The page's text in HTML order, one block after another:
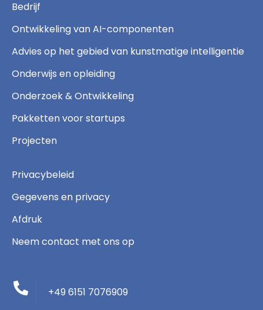
Bedrijf
Ontwikkeling van AI-componenten
Advies op het gebied van kunstmatige intelligentie
Onderwijs en opleiding
Onderzoek & Ontwikkeling
Pakketten voor startups
Projecten
Privacybeleid
Gegevens en privacy
Afdruk
Neem contact met ons op
+49 6151 7076909